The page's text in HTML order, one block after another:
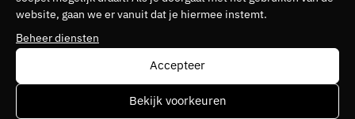
website, gaan we er vanuit dat je hiermee instemt.
Beheer diensten
Accepteer
Bekijk voorkeuren